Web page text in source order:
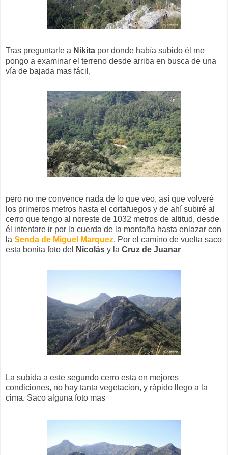
Tras preguntarle a Nikita por donde había subido él me
pongo a examinar el terreno desde arriba en busca de una
vía de bajada mas fácil,
pero no me convence nada de lo que veo, así que volveré
los primeros metros hasta el cortafuegos y de ahí subiré al
cerro que tengo al noreste de 1032 metros de altitud, desde
él intentare ir por la cuerda de la montaña hasta enlazar con
la Senda de Miguel Marquez. Por el camino de vuelta saco
esta bonita foto del
Nicolás y la Cruz de Juanar
La subida a este segundo cerro esta en mejores
condiciones, no hay tanta vegetacion, y rápido llego a la
cima. Saco alguna foto mas